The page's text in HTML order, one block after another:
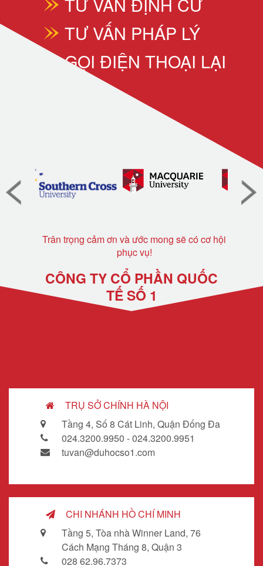
TƯ VẤN PHÁP LÝ
GỌI ĐIỆN THOẠI LẠI
Trân trọng cảm ơn và ước mong sẽ có cơ hội
phục vụ!
CÔNG TY CỔ PHẦN QUỐC
TẾ SỐ 1
TRỤ SỞ CHÍNH HÀ NỘI
Tầng 4, Số 8 Cát Linh, Quận Đống Đa
024.3200.9950 - 024.3200.9951
tuvan@duhocso1.com
CHI NHÁNH HỒ CHÍ MINH
Tầng 5, Tòa nhà Winner Land, 76
Cách Mạng Tháng 8, Quận 3
028 62.96.7373